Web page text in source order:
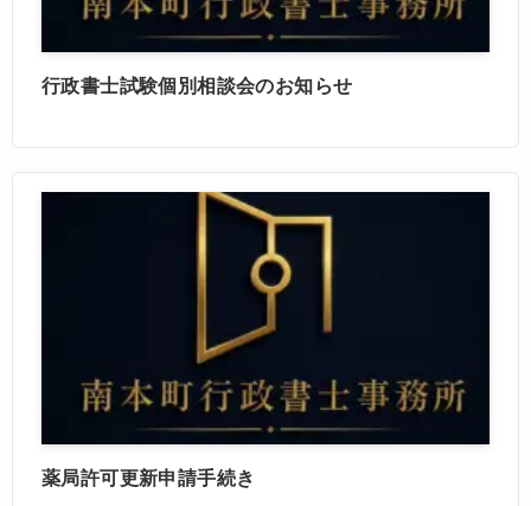
行政書士試験個別相談会のお知らせ
薬局許可更新申請手続き